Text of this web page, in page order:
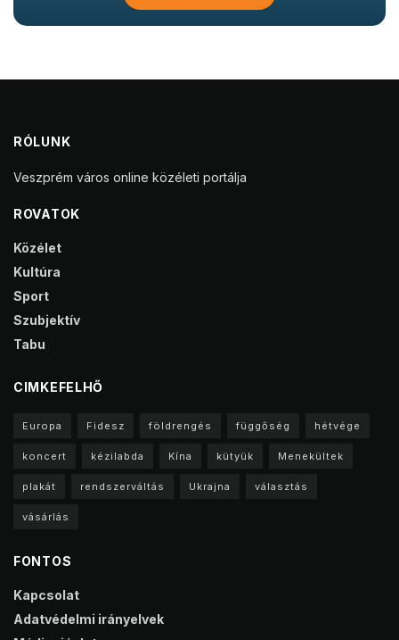
RÓLUNK
Veszprém város online közéleti portálja
ROVATOK
Közélet
Kultúra
Sport
Szubjektív
Tabu
CIMKEFELHŐ
Europa Fidesz földrengés függőség hétvége
koncert kézilabda Kína kütyük Menekültek
plakát rendszerváltás Ukrajna választás
vásárlás
FONTOS
Kapcsolat
Adatvédelmi irányelvek